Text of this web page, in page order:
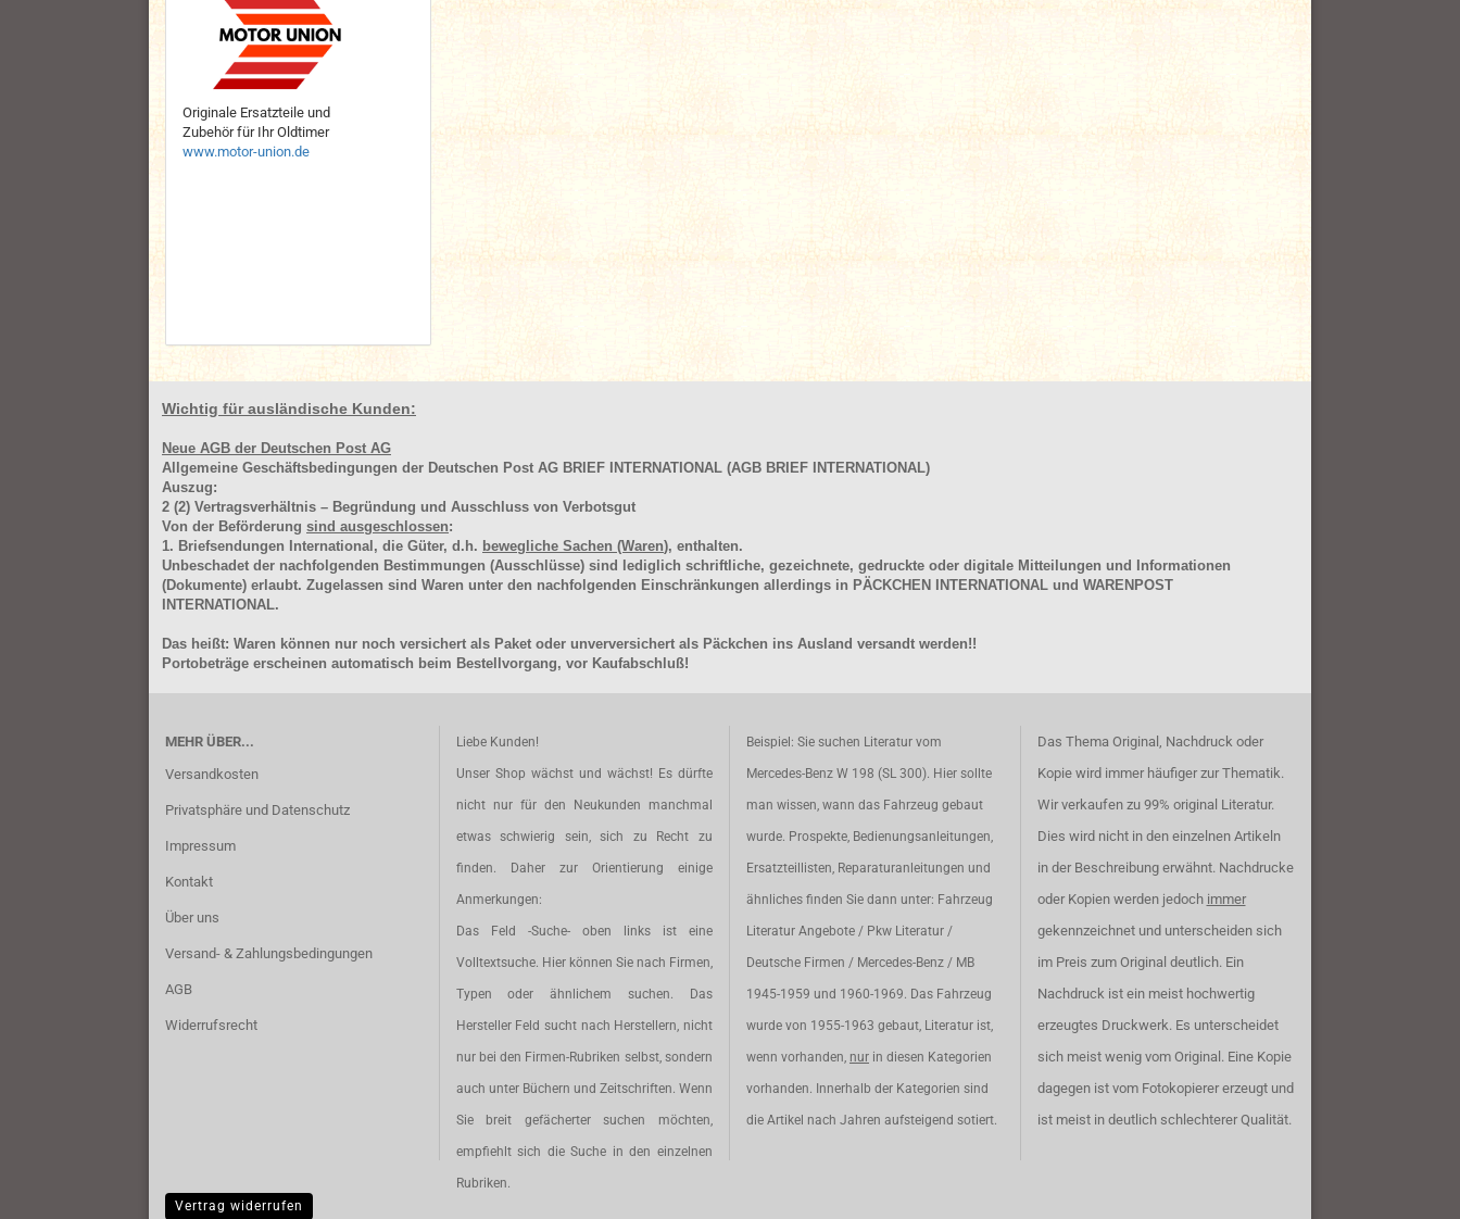
Originale Ersatzteile und
Zubehör für Ihr Oldtimer
www.motor-union.de
Wichtig für ausländische Kunden:
Neue AGB der Deutschen Post AG
Allgemeine Geschäftsbedingungen der Deutschen Post AG BRIEF INTERNATIONAL (AGB BRIEF INTERNATIONAL)
Auszug:
2 (2) Vertragsverhältnis – Begründung und Ausschluss von Verbotsgut
Von der Beförderung sind ausgeschlossen:
1. Briefsendungen International, die Güter, d.h. bewegliche Sachen (Waren), enthalten.
Unbeschadet der nachfolgenden Bestimmungen (Ausschlüsse) sind lediglich schriftliche, gezeichnete, gedruckte oder digitale Mitteilungen und Informationen
(Dokumente) erlaubt. Zugelassen sind Waren unter den nachfolgenden Einschränkungen allerdings in PÄCKCHEN INTERNATIONAL und WARENPOST
INTERNATIONAL.
Das heißt: Waren können nur noch versichert als Paket oder unverversichert als Päckchen ins Ausland versandt werden!!
Portobeträge erscheinen automatisch beim Bestellvorgang, vor Kaufabschluß!
MEHR ÜBER...
Versandkosten
Privatsphäre und Datenschutz
Impressum
Kontakt
Über uns
Versand- & Zahlungsbedingungen
AGB
Widerrufsrecht
Liebe Kunden!
Unser Shop wächst und wächst! Es dürfte
nicht nur für den Neukunden manchmal
etwas schwierig sein, sich zu Recht zu
finden. Daher zur Orientierung einige
Anmerkungen:
Das Feld -Suche- oben links ist eine
Volltextsuche. Hier können Sie nach Firmen,
Typen oder ähnlichem suchen. Das
Hersteller Feld sucht nach Herstellern, nicht
nur bei den Firmen-Rubriken selbst, sondern
auch unter Büchern und Zeitschriften. Wenn
Sie breit gefächerter suchen möchten,
empfiehlt sich die Suche in den einzelnen
Rubriken.
Beispiel: Sie suchen Literatur vom
Mercedes-Benz W 198 (SL 300). Hier sollte
man wissen, wann das Fahrzeug gebaut
wurde. Prospekte, Bedienungsanleitungen,
Ersatzteillisten, Reparaturanleitungen und
ähnliches finden Sie dann unter: Fahrzeug
Literatur Angebote / Pkw Literatur /
Deutsche Firmen / Mercedes-Benz / MB
1945-1959 und 1960-1969. Das Fahrzeug
wurde von 1955-1963 gebaut, Literatur ist,
wenn vorhanden, nur in diesen Kategorien
vorhanden. Innerhalb der Kategorien sind
die Artikel nach Jahren aufsteigend sotiert.
Das Thema Original, Nachdruck oder
Kopie wird immer häufiger zur Thematik.
Wir verkaufen zu 99% original Literatur.
Dies wird nicht in den einzelnen Artikeln
in der Beschreibung erwähnt. Nachdrucke
oder Kopien werden jedoch immer
gekennzeichnet und unterscheiden sich
im Preis zum Original deutlich. Ein
Nachdruck ist ein meist hochwertig
erzeugtes Druckwerk. Es unterscheidet
sich meist wenig vom Original. Eine Kopie
dagegen ist vom Fotokopierer erzeugt und
ist meist in deutlich schlechterer Qualität.
Vertrag widerrufen